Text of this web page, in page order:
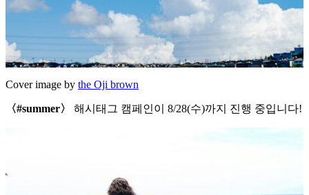
Cover image by the Oji brown
〈#summer〉 해시태그 캠페인이 8/28(수)까지 진행 중입니다!